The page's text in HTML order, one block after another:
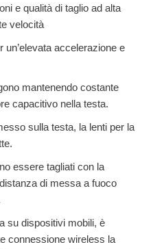
e qualità di taglio ad alta
velocità
un’elevata accelerazione e
mantenendo costante
capacitivo nella testa.
sulla testa, la lenti per la
essere tagliati con la
di messa a fuoco
su dispositivi mobili, è
connessione wireless la